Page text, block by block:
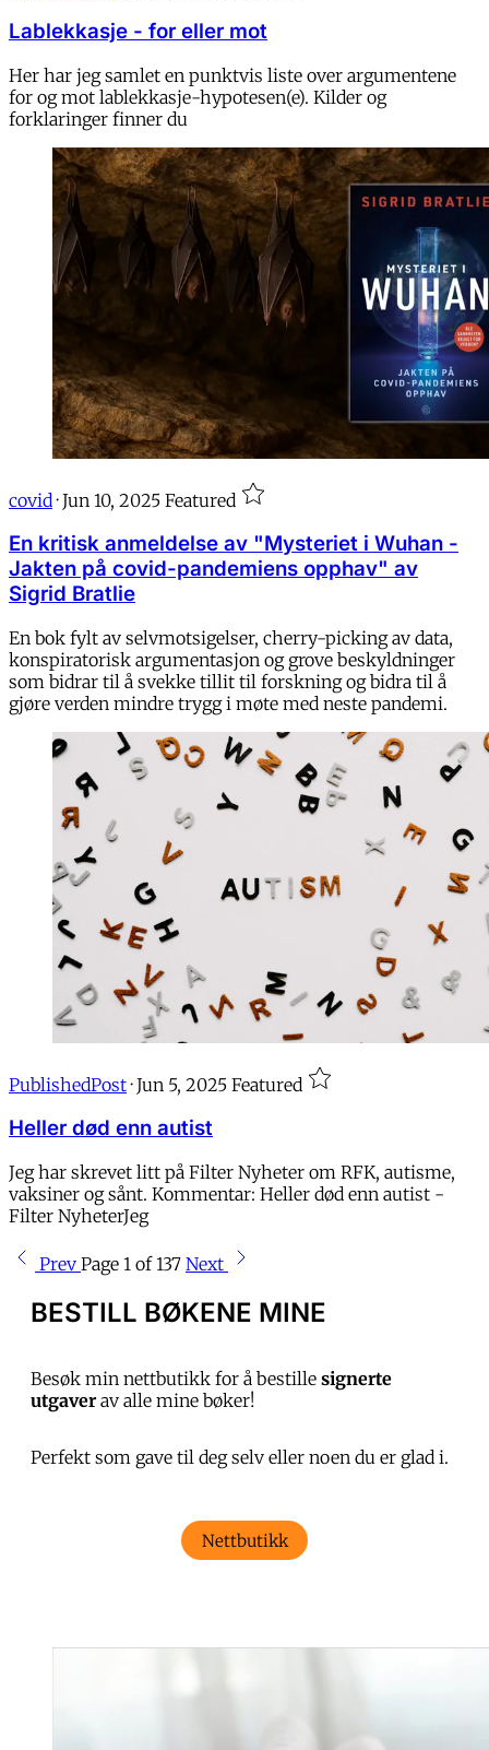
Lablekkasje - for eller mot
Her har jeg samlet en punktvis liste over argumentene
for og mot lablekkasje-hypotesen(e). Kilder og
forklaringer finner du
covid · Jun 10, 2025 Featured
En kritisk anmeldelse av "Mysteriet i Wuhan -
Jakten på covid-pandemiens opphav" av
Sigrid Bratlie
En bok fylt av selvmotsigelser, cherry-picking av data,
konspiratorisk argumentasjon og grove beskyldninger
som bidrar til å svekke tillit til forskning og bidra til å
gjøre verden mindre trygg i møte med neste pandemi.
PublishedPost · Jun 5, 2025 Featured
Heller død enn autist
Jeg har skrevet litt på Filter Nyheter om RFK, autisme,
vaksiner og sånt. Kommentar: Heller død enn autist -
Filter NyheterJeg
Prev Page 1 of 137 Next
BESTILL BØKENE MINE
Besøk min nettbutikk for å bestille signerte
utgaverav alle mine bøker!
Perfekt som gave til deg selv eller noen du er glad i.
Nettbutikk